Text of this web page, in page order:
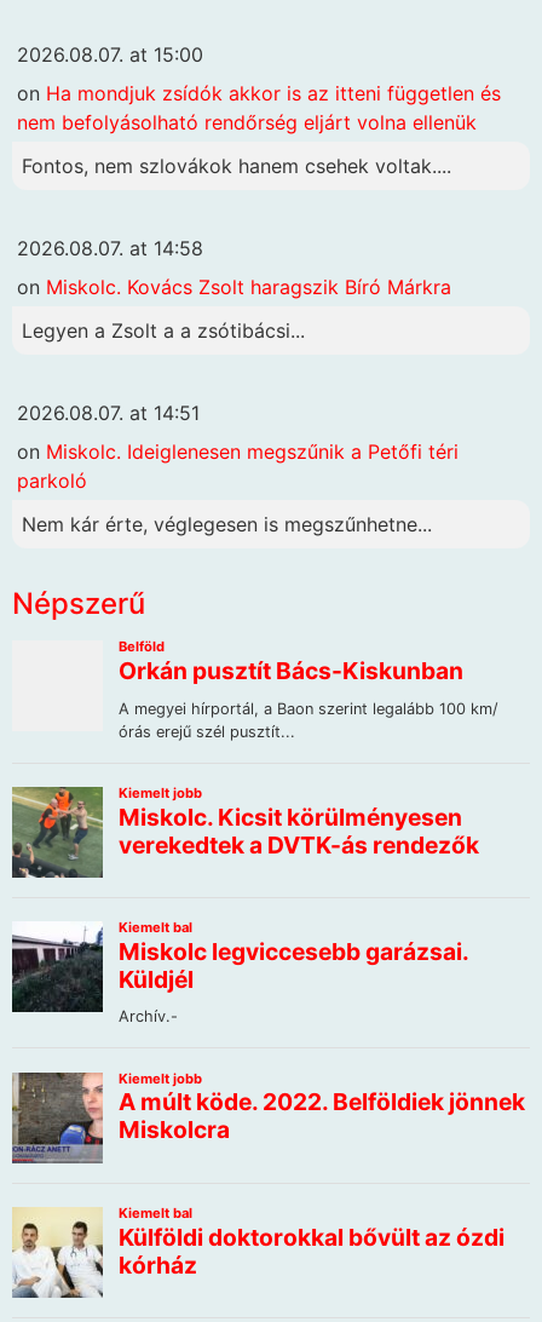
2026.08.07. at 15:00
on Ha mondjuk zsídók akkor is az itteni független és
nem befolyásolható rendőrség eljárt volna ellenük
Fontos, nem szlovákok hanem csehek voltak....
2026.08.07. at 14:58
on Miskolc. Kovács Zsolt haragszik Bíró Márkra
Legyen a Zsolt a a zsótibácsi...
2026.08.07. at 14:51
on Miskolc. Ideiglenesen megszűnik a Petőfi téri
parkoló
Nem kár érte, véglegesen is megszűnhetne...
Népszerű